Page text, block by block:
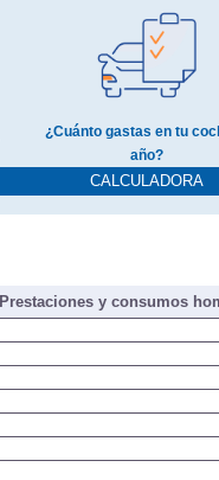
¿Cuánto gastas en tu
año?
CALCULADORA
Prestaciones y consumos